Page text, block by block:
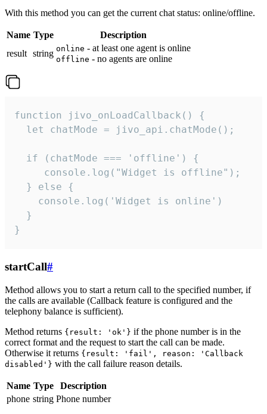
With this method you can get the current chat status: online/offline.
Name Type
Description
result string online - at least one agent is online
offline - no agents are online
function jivo_onLoadCallback() {
  let chatMode = jivo_api.chatMode();
  if (chatMode === 'offline') {
     console.log("Widget is offline");
  } else {
    console.log('Widget is online')
  }
}
startCall#
Method allows you to start a return call to the specified number, if
the calls are available (Callback feature is configured and the
telephony balance is sufficient).
Method returns {result: 'ok'} if the phone number is in the
correct format and the request to start the call can be made.
Otherwise it returns {result: 'fail', reason: 'Callback
disabled'} with the call failure reason details.
Name Type
Description
phone string Phone number